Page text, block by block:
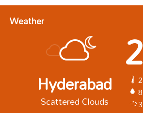
Weather
Hyderabad
Scattered Clouds